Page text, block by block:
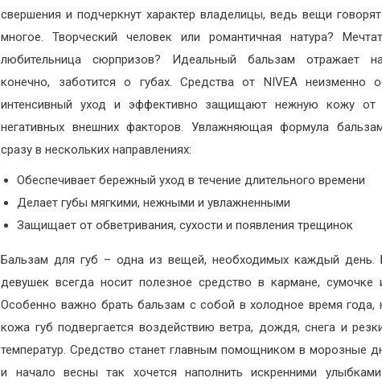
свершения и подчеркнут характер владелицы, ведь вещи
многое. Творческий человек или романтичная натура?
любительница сюрпризов? Идеальный бальзам отражает
конечно, заботится о губах. Средства от NIVEA неизменно
интенсивный уход и эффективно защищают нежную кожу от
негативных внешних факторов. Увлажняющая формула
сразу в нескольких направлениях:
Обеспечивает бережный уход в течение длительного времени
Делает губы мягкими, нежными и увлажненными
Защищает от обветривания, сухости и появления трещинок
Бальзам для губ – одна из вещей, необходимых каждый день.
девушек всегда носит полезное средство в кармане, сумочке
Особенно важно брать бальзам с собой в холодное время года,
кожа губ подвергается воздействию ветра, дождя, снега и
температур. Средство станет главным помощником в морозные
и начало весны так хочется наполнить искренними